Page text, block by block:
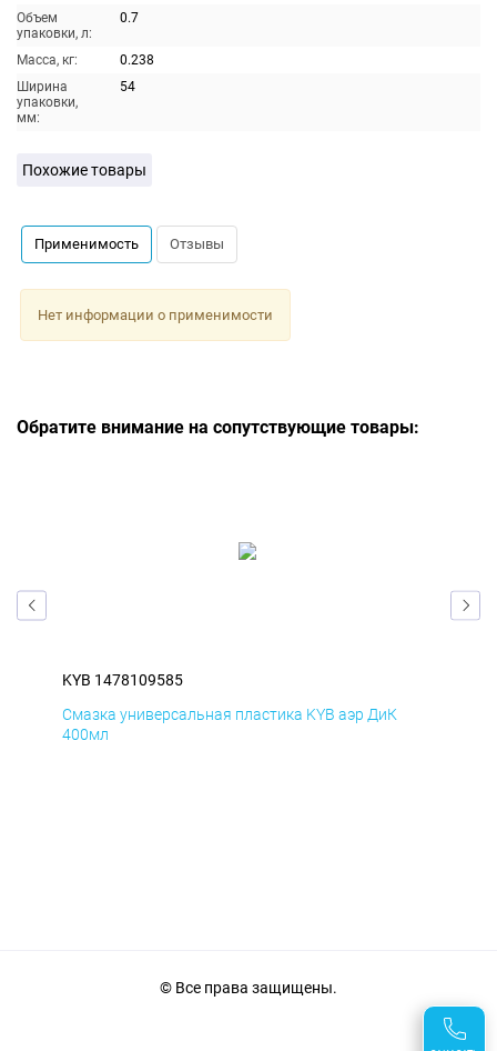
Объем
упаковки, л:
0.7
Масса, кг:
0.238
Ширина
упаковки,
мм:
54
Похожие товары
Применимость Отзывы
Нет информации о применимости
Обратите внимание на сопутствующие товары:
KYB 1478109585
Смазка универсальная пластика KYB аэр ДиК
400мл
© Все права защищены.